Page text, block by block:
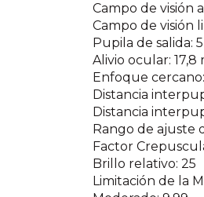
Campo de visión
Campo de visión
Pupila de salida:
Alivio ocular: 17,8
Enfoque
Distancia
Distancia
Rango de ajuste
Factor
Brillo relativo: 25
Limitación de la